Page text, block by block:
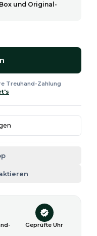
und Original-
Treuhand-Zahlung
Geprüfte Uhr